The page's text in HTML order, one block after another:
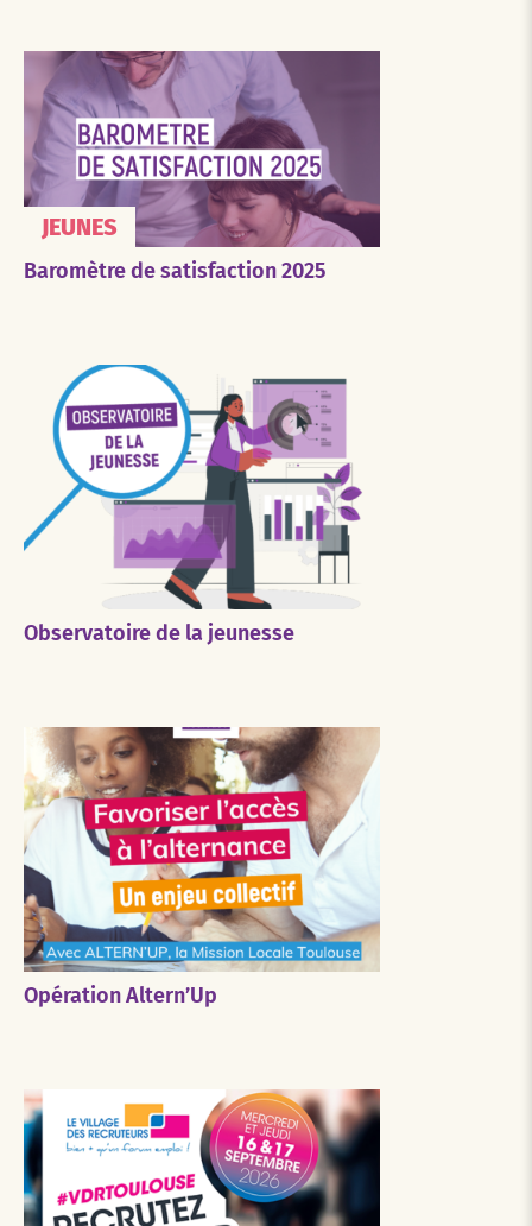
JEUNES
Baromètre de satisfaction 2025
Observatoire de la jeunesse
Opération Altern’Up